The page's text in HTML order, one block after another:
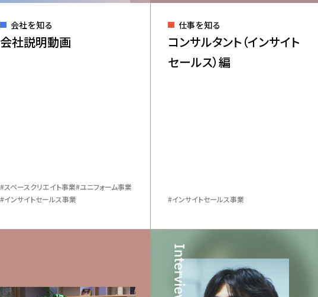
Copyright(C) Onward Corporate Design CO., Ltd.
会社を知る
会社説明動画
スペースクリエイト事業 ユニフォーム事業
インサイトセールス事業
仕事を知る
コンサルタント（インサイト
セールス）編
インサイトセールス事業